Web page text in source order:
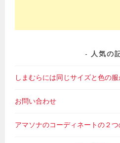
人気の
しまむらには同じサイズと色の
お問い合わせ
アマソナのコーディネートの２つ